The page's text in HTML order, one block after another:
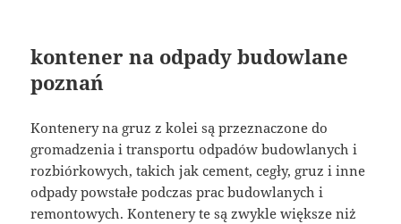
kontener na odpady budowlane
poznań
Kontenery na gruz z kolei są przeznaczone do
gromadzenia i transportu odpadów budowlanych i
rozbiórkowych, takich jak cement, cegły, gruz i inne
odpady powstałe podczas prac budowlanych i
remontowych. Kontenery te są zwykle większe niż